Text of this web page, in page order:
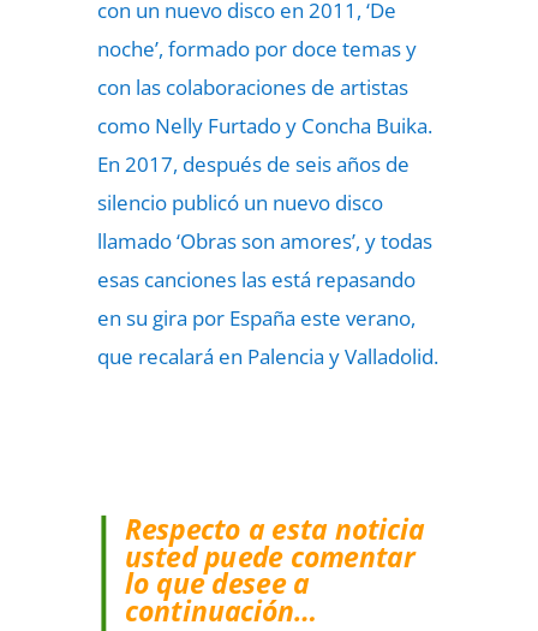
con un nuevo disco en 2011, ‘De
noche’, formado por doce temas y
con las colaboraciones de artistas
como Nelly Furtado y Concha Buika.
En 2017, después de seis años de
silencio publicó un nuevo disco
llamado ‘Obras son amores’, y todas
esas canciones las está repasando
en su gira por España este verano,
que recalará en Palencia y Valladolid.
Respecto a esta noticia
usted puede comentar
lo que desee a
continuación…